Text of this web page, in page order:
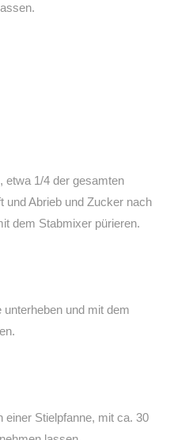
etwa 1/4 der gesamten
und Abrieb und Zucker nach
dem Stabmixer pürieren.
und mit dem
einer Stielpfanne, mit ca. 30